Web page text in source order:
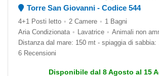
Torre San Giovanni - Codice 544
4+1 Posti letto • 2 Camere • 1 Bagni
Aria Condizionata • Lavatrice • Animali non
Distanza dal mare: 150 mt - spiaggia di sabbia:
6 Recensioni
Disponibile dal 8 Agosto al 15